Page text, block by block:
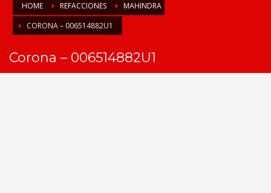
HOME REFACCIONES
MAHINDRA
CORONA – 006514882U1
Corona – 006514882U1